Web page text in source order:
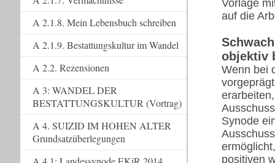
Vorlage
auf die
objektiv
Wenn bei
Synode
positiven
A 2.1.8. Mein Lebensbuch schreiben
A 2.1.9. Bestattungskultur im Wandel
A 2.2. Rezensionen
A 3: WANDEL DER
BESTATTUNGSKULTUR (Vortrag)
A 4. SUIZID IM HOHEN ALTER
Grundsatzüberlegungen